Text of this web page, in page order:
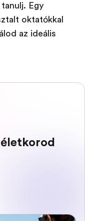
Egy
oktatókkal
az ideális